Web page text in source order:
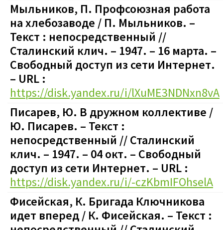
Мыльников, П. Профсоюзная работа
на хлебозаводе / П. Мыльников. –
Текст : непосредственный //
Сталинский клич. – 1947. – 16 марта. –
Свободный доступ из сети Интернет.
– URL :
https://disk.yandex.ru/i/lXuME3NDNxn8vA
Писарев, Ю. В дружном коллективе /
Ю. Писарев. – Текст :
непосредственный // Сталинский
клич. – 1947. – 04 окт. – Свободный
доступ из сети Интернет. – URL :
https://disk.yandex.ru/i/-czKbmIFOhselA
Фисейская, К. Бригада Ключникова
идет вперед / К. Фисейская. – Текст :